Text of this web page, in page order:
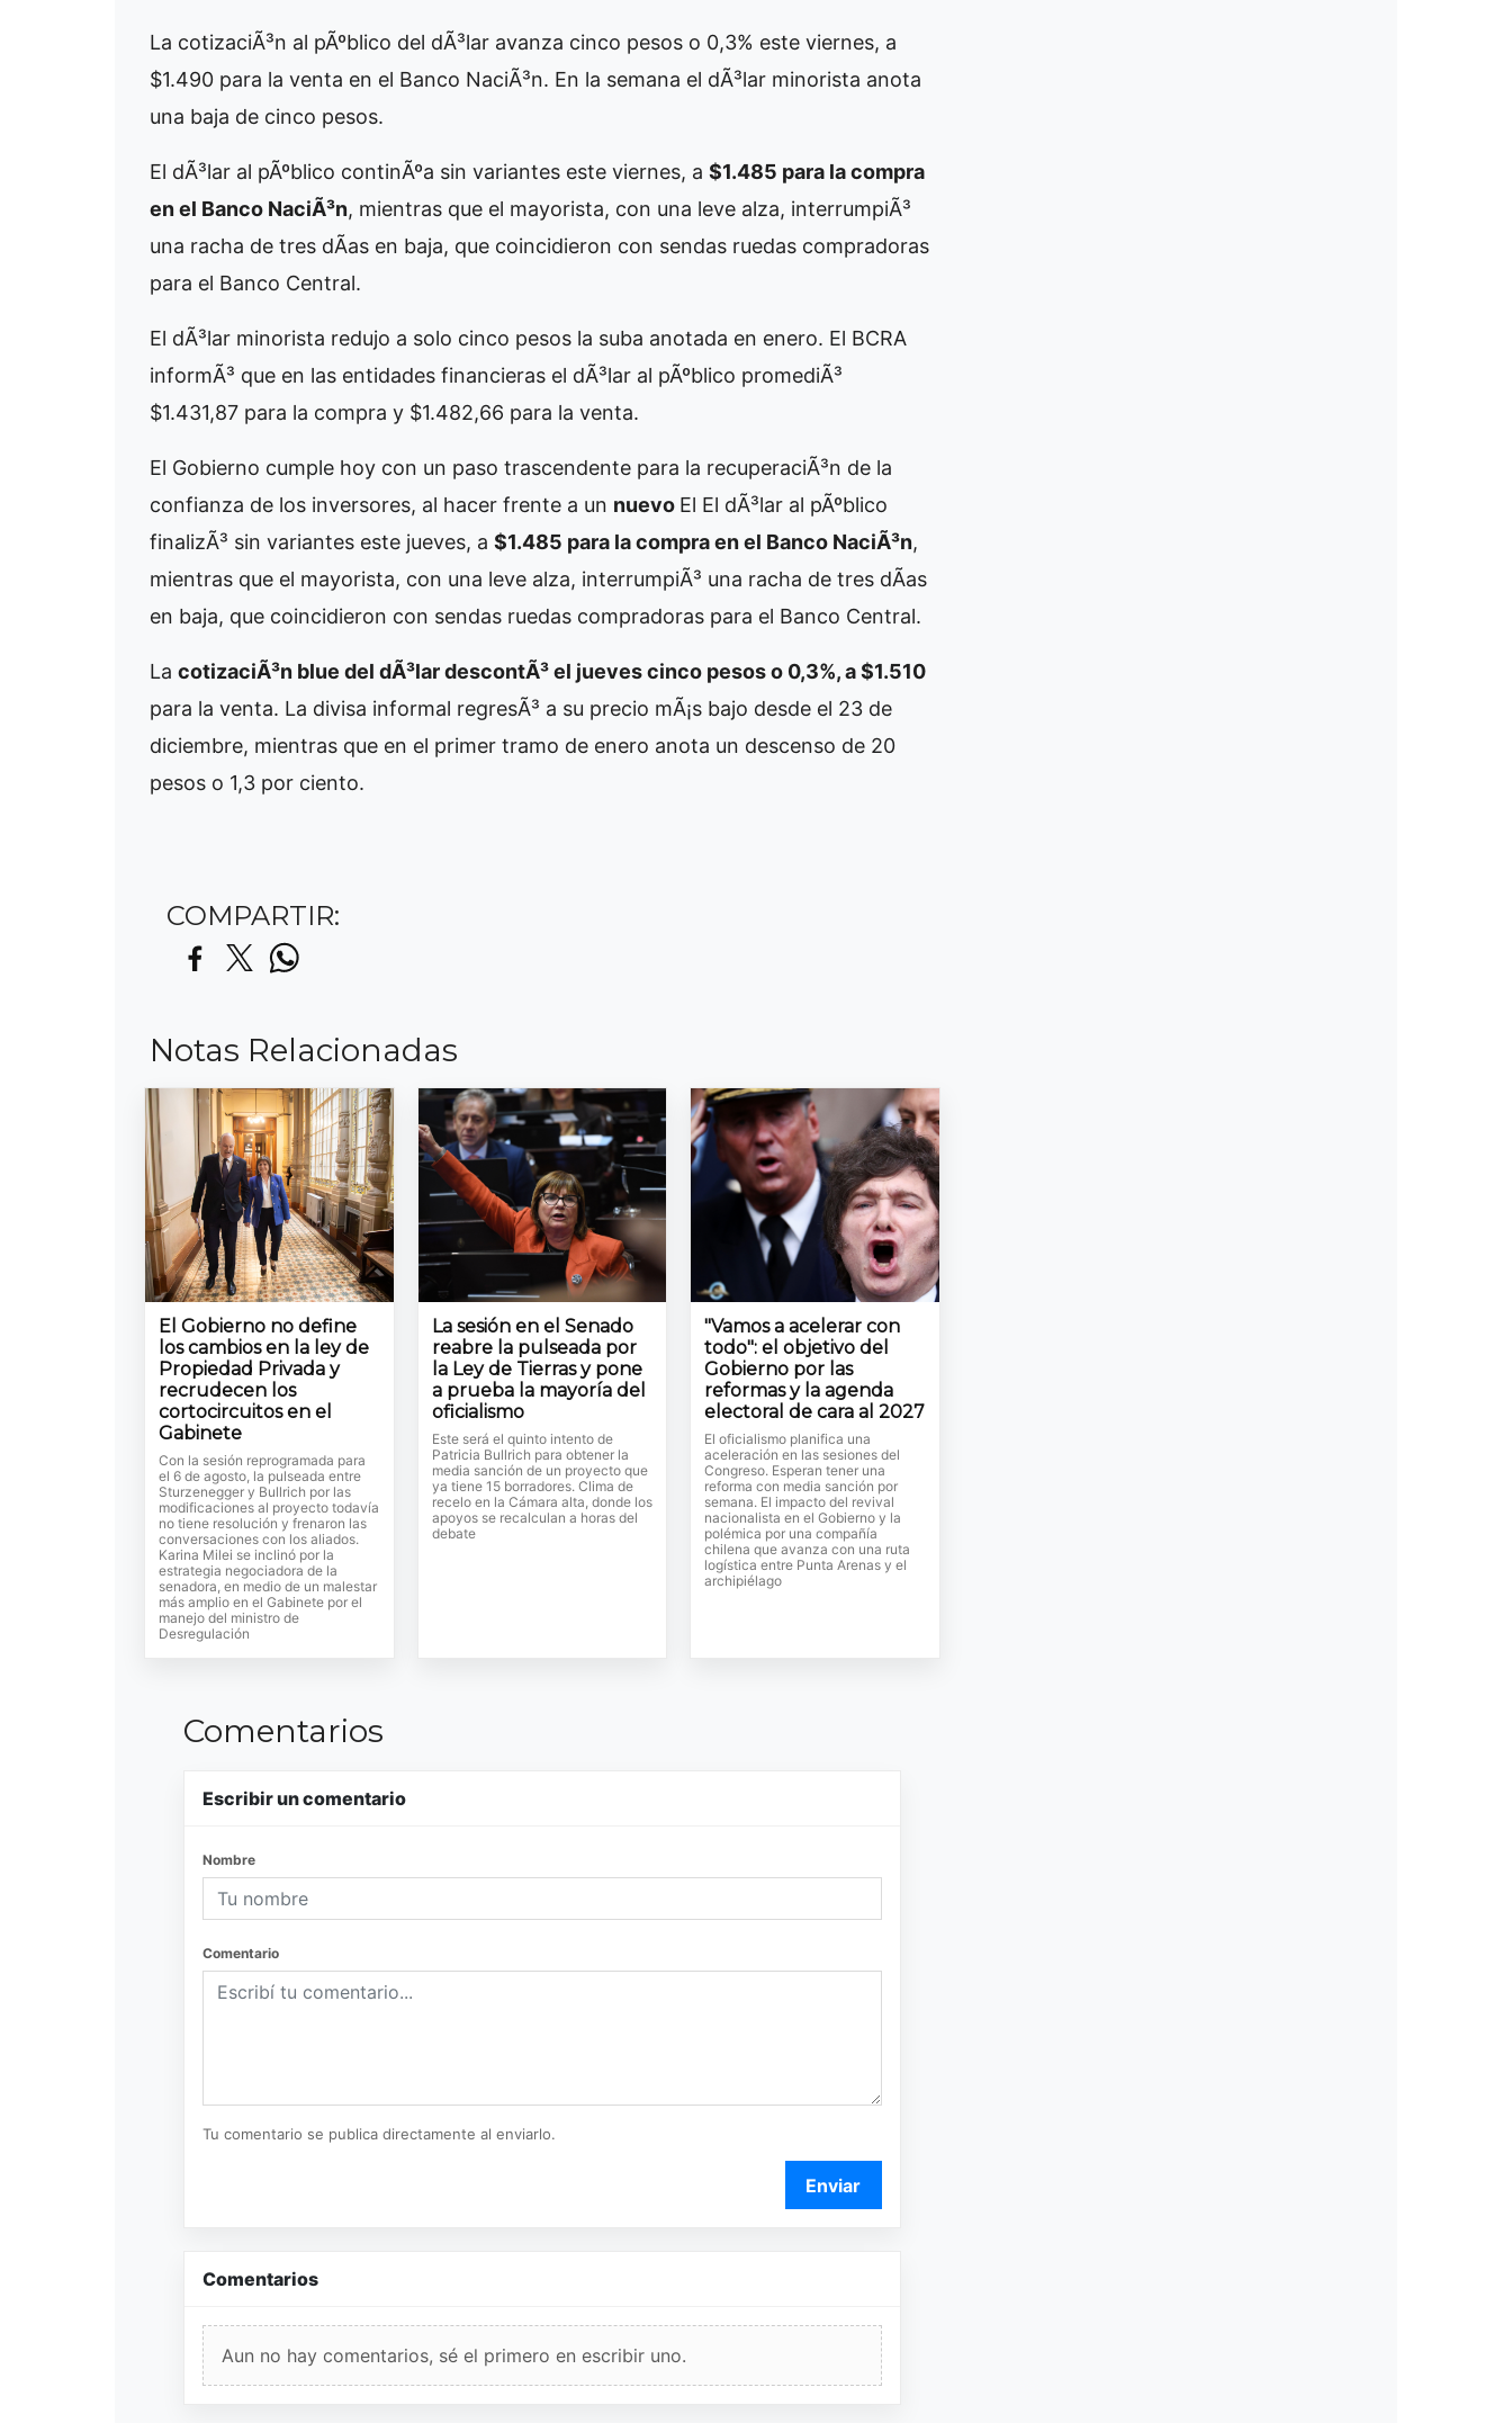
La cotizaciÃ³n al pÃºblico del dÃ³lar avanza cinco pesos o 0,3% este viernes, a
$1.490 para la venta en el Banco NaciÃ³n. En la semana el dÃ³lar minorista anota
una baja de cinco pesos.
El dÃ³lar al pÃºblico continÃºa sin variantes este viernes, a $1.485 para la compra
en el Banco NaciÃ³n, mientras que el mayorista, con una leve alza, interrumpiÃ³
una racha de tres dÃ­as en baja, que coincidieron con sendas ruedas compradoras
para el Banco Central.
El dÃ³lar minorista redujo a solo cinco pesos la suba anotada en enero. El BCRA
informÃ³ que en las entidades financieras el dÃ³lar al pÃºblico promediÃ³
$1.431,87 para la compra y $1.482,66 para la venta.
El Gobierno cumple hoy con un paso trascendente para la recuperaciÃ³n de la
confianza de los inversores, al hacer frente a un nuevo El El dÃ³lar al pÃºblico
finalizÃ³ sin variantes este jueves, a $1.485 para la compra en el Banco NaciÃ³n,
mientras que el mayorista, con una leve alza, interrumpiÃ³ una racha de tres dÃ­as
en baja, que coincidieron con sendas ruedas compradoras para el Banco Central.
La cotizaciÃ³n blue del dÃ³lar descontÃ³ el jueves cinco pesos o 0,3%, a $1.510
para la venta. La divisa informal regresÃ³ a su precio mÃ¡s bajo desde el 23 de
diciembre, mientras que en el primer tramo de enero anota un descenso de 20
pesos o 1,3 por ciento.
COMPARTIR:
Notas Relacionadas
El Gobierno no define
los cambios en la ley de
Propiedad Privada y
recrudecen los
cortocircuitos en el
Gabinete
Con la sesión reprogramada para
el 6 de agosto, la pulseada entre
Sturzenegger y Bullrich por las
modificaciones al proyecto todavía
no tiene resolución y frenaron las
conversaciones con los aliados.
Karina Milei se inclinó por la
estrategia negociadora de la
senadora, en medio de un malestar
más amplio en el Gabinete por el
manejo del ministro de
Desregulación
La sesión en el Senado
reabre la pulseada por
la Ley de Tierras y pone
a prueba la mayoría del
oficialismo
Este será el quinto intento de
Patricia Bullrich para obtener la
media sanción de un proyecto que
ya tiene 15 borradores. Clima de
recelo en la Cámara alta, donde los
apoyos se recalculan a horas del
debate
"Vamos a acelerar con
todo": el objetivo del
Gobierno por las
reformas y la agenda
electoral de cara al 2027
El oficialismo planifica una
aceleración en las sesiones del
Congreso. Esperan tener una
reforma con media sanción por
semana. El impacto del revival
nacionalista en el Gobierno y la
polémica por una compañía
chilena que avanza con una ruta
logística entre Punta Arenas y el
archipiélago
Comentarios
Escribir un comentario
Nombre
Comentario
Tu comentario se publica directamente al enviarlo.
Enviar
Comentarios
Aun no hay comentarios, sé el primero en escribir uno.